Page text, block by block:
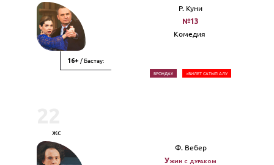
16+ / Бастау:
Р. Куни
№13
Комедия
БРОНДАУ >БИЛЕТ САТЫП АЛУ
жс
Ф. Вебер
Ужин с дураком